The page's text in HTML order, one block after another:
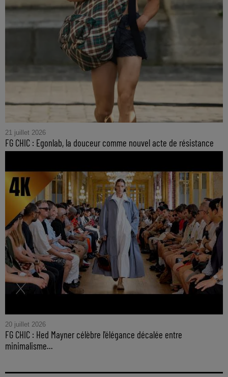
21 juillet 2026
FG CHIC : Egonlab, la douceur comme nouvel acte de résistance
20 juillet 2026
FG CHIC : Hed Mayner célèbre l'élégance décalée entre
minimalisme...